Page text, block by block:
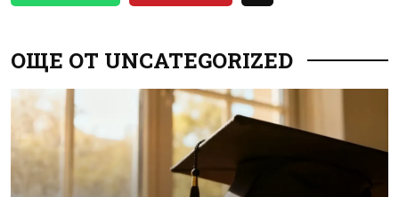
ОЩЕ ОТ UNCATEGORIZED